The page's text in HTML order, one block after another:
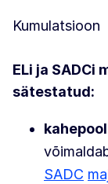
Kumulatsioon
ELi ja SADCi
sätestatud:
SADC